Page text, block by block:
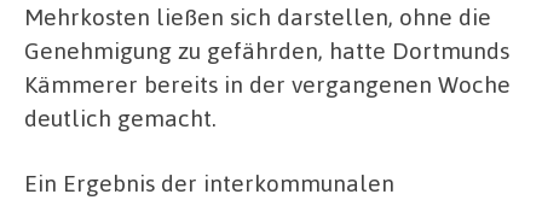
Mehrkosten ließen sich darstellen, ohne die
Genehmigung zu gefährden, hatte Dortmunds
Kämmerer bereits in der vergangenen Woche
deutlich gemacht.
Ein Ergebnis der interkommunalen